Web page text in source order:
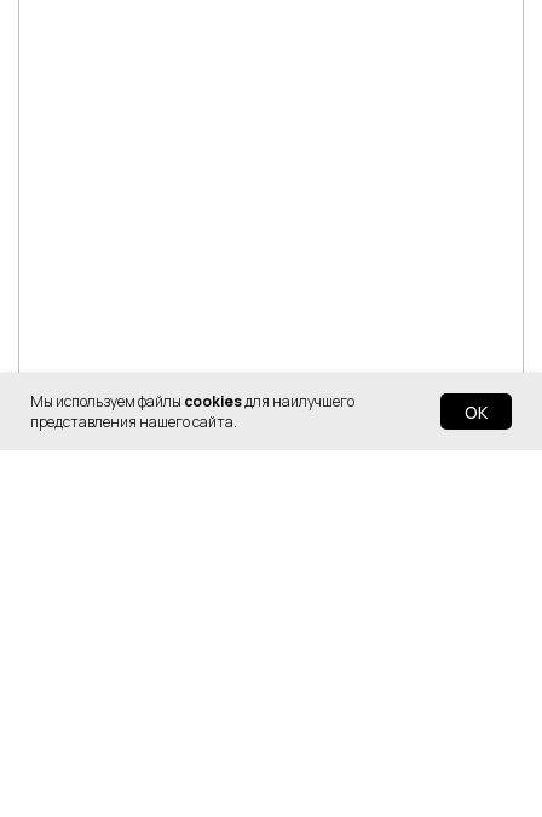
Мы используем файлы cookiesдля наилучшего
представления нашего сайта.
OK